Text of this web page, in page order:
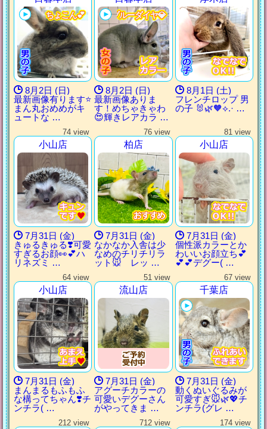
ちょこん💕
ちょこん💕
ちょこん💕
ちょこん💕
8月2日 (日)
最新画像有ります⭐️
まん丸おめめがキ
ュートな …
ブルーダイヤ💎
ブルーダイヤ💎
ブルーダイヤ💎
ブルーダイヤ💎
8月2日 (日)
最新画像ありま
す！めちゃきゃわ
😍輝きレアカラ …
8月1日 (土)
フレンチロップ 男
の子 🐰🌿‪🧡‬‪⟡.· …
74 view
小山店
7月31日 (金)
きゅるきゅる❣️可愛
すぎるお顔👀💕ハ
リネズミ …
76 view
柏店
7月31日 (金)
なかなか入舎は少
なめのチリチリラ
ット🐭 レッ …
81 view
小山店
7月31日 (金)
個性派カラーとか
わいいお顔立ち💕
💕💕デグー( …
64 view
小山店
7月31日 (金)
まんまるもふもふ
な構ってちゃん❣️チ
ンチラ( …
51 view
流山店
7月31日 (金)
アグーチカラーの
可愛いデグーさん
がやってきま …
67 view
千葉店
7月31日 (金)
動くぬいぐるみが
可愛すぎ🐭🌿💖チ
ンチラ(グレ …
212 view 712 view 174 view